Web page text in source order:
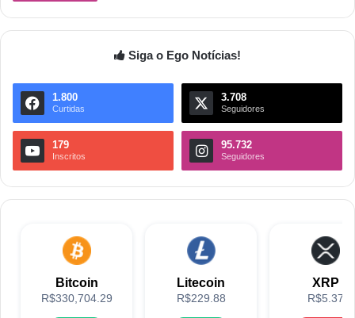
Siga o Ego Notícias!
1.800
Curtidas
3.708
Seguidores
179
Inscritos
95.732
Seguidores
Bitcoin
R$330,704.29
Litecoin
R$229.88
XRP
R$5.37